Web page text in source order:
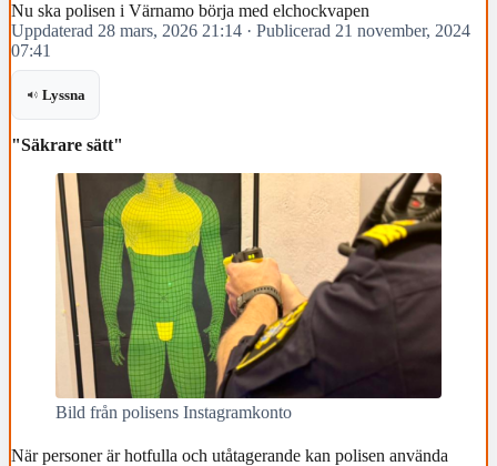
Nu ska polisen i Värnamo börja med elchockvapen
Uppdaterad 28 mars, 2026 21:14 · Publicerad 21 november, 2024
07:41
Lyssna
"Säkrare sätt"
Bild från polisens Instagramkonto
När personer är hotfulla och utåtagerande kan polisen använda